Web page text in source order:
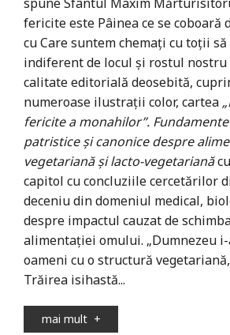
fericite este Pâinea ce se coboară
cu Care suntem chemaţi cu toţii
indiferent de locul şi rostul nostru
calitate editorială deosebită,
numeroase ilustraţii color, cartea
fericite a monahilor”.
patristice şi canonice despre
vegetariană şi lacto-vegetariană
capitol cu concluziile cercetărilor
deceniu din domeniul medical,
despre impactul cauzat de
alimentaţiei omului. „Dumnezeu
oameni cu o structură
Trăirea isihastă...
mai mult +